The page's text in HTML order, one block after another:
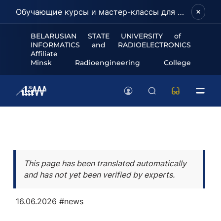
Обучающие курсы и мастер-классы для школьников и абитуриентов!
BELARUSIAN STATE UNIVERSITY of
INFORMATICS and RADIOELECTRONICS
Affiliate
Minsk Radioengineering College
This page has been translated automatically
and has not yet been verified by experts.
16.06.2026 #news